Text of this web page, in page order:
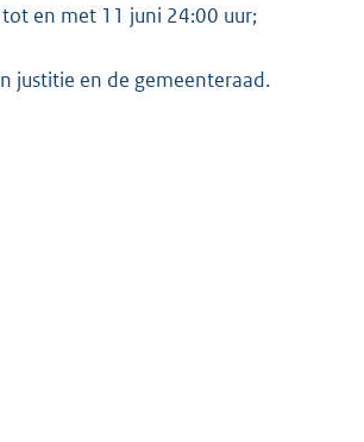
en met 11 juni 24:00 uur;
justitie en de gemeenteraad.